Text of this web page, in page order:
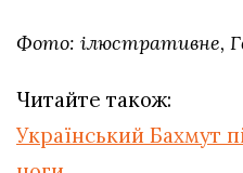
Фото: ілюстративне,
Читайте також:
Український Бахмут